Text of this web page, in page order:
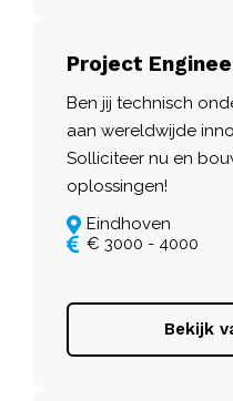
Project
Ben jij technisch
aan wereldwijde
Solliciteer nu en
oplossingen!
Eindhoven
€ 3000 - 4000
Bekijk